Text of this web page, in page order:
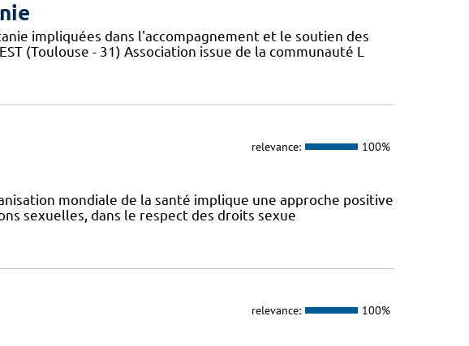
impliquées dans l'accompagnement et le soutien des
(Toulouse - 31) Association issue de la communauté L
relevance: 100%
mondiale de la santé implique une approche positive
sexuelles, dans le respect des droits sexue
relevance: 100%